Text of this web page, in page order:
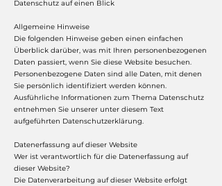
Datenschutz auf einen Blick
Allgemeine Hinweise
Die folgenden Hinweise geben einen einfachen
Überblick darüber, was mit Ihren personenbezogenen
Daten passiert, wenn Sie diese Website besuchen.
Personenbezogene Daten sind alle Daten, mit denen
Sie persönlich identifiziert werden können.
Ausführliche Informationen zum Thema Datenschutz
entnehmen Sie unserer unter diesem Text
aufgeführten Datenschutzerklärung.
Datenerfassung auf dieser Website
Wer ist verantwortlich für die Datenerfassung auf
dieser Website?
Die Datenverarbeitung auf dieser Website erfolgt